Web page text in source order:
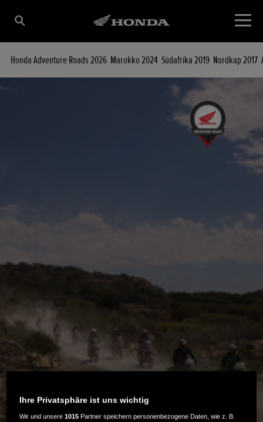
Honda Adventure Roads 2026 Marokko 2024 Südafrika 2019 Nordkap 2017
Ihre Privatsphäre ist uns wichtig
Wir und unsere1015 Partner speichern personenbezogene Daten, wie z. B.